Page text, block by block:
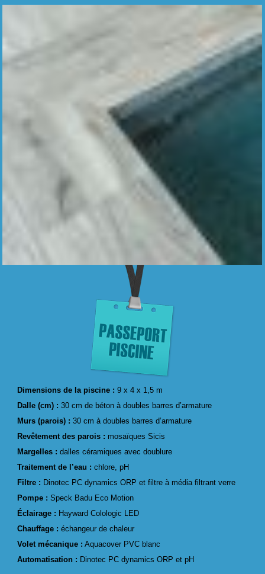
Dimensions de la piscine :9 x 4 x 1,5 m
Dalle (cm) :30 cm de béton à doubles barres d’armature
Murs (parois) :30 cm à doubles barres d’armature
Revêtement des parois : mosaïques Sicis
Margelles :dalles céramiques avec doublure
Traitement de l’eau :chlore, pH
Filtre : Dinotec PC dynamics ORP et filtre à média filtrant verre
Pompe :Speck Badu Eco Motion
Éclairage : Hayward Colologic LED
Chauffage : échangeur de chaleur
Volet mécanique : Aquacover PVC blanc
Automatisation : Dinotec PC dynamics ORP et pH